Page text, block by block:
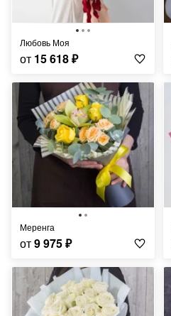
Любовь Моя
от 15 618₽
Меренга
от9 975₽